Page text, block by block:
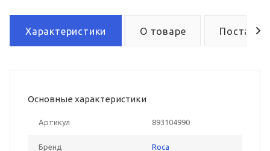
Характеристики О товаре Поставка
Основные характеристики
Артикул 893104990
Бренд Roca